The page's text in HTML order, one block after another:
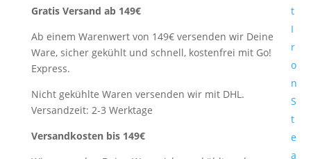
t
I
r
o
n
S
t
e
a
Gratis Versand ab 149€
Ab einem Warenwert von 149€ versenden wir Deine
Ware, sicher gekühlt und schnell, kostenfrei mit Go!
Express.
Nicht gekühlte Waren versenden wir mit DHL.
Versandzeit: 2-3 Werktage
Versandkosten bis 149€